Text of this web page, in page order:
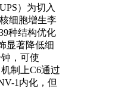
）为切入
细胞增生李
种结构优化
显著降低细
，可使
制上C6通过
1内化，但